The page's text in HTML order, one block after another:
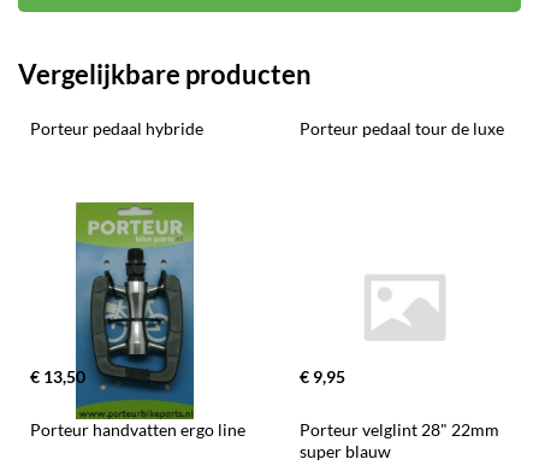
Vergelijkbare producten
Porteur pedaal hybride
€ 13,50
Porteur pedaal tour de luxe
€ 9,95
Porteur handvatten ergo line
Porteur velglint 28" 22mm
super blauw